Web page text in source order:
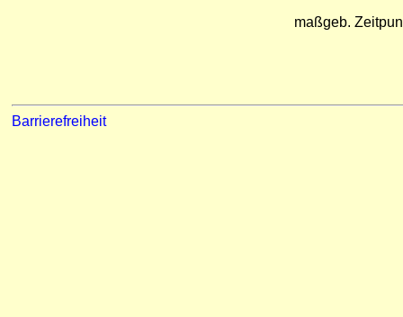
maßgeb.
Barrierefreiheit